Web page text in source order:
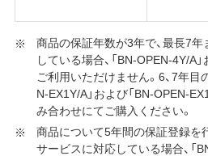
商品の保証年数が3年で、最長7
している場合、「BN-OPEN-4Y/A
ご利用いただけません。6、7年目
N-EX1Y/A」および「BN-OPEN-
み合わせにてご購入ください。
商品について5年間の保証登録を
サービスに対応している場合、「